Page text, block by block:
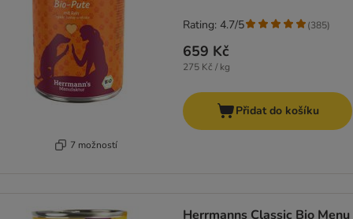
7 možností
659 Kč
275 Kč / kg
Rating: 4.7/5 (385)
Přidat do košíku
Herrmanns Classic Bio Menu